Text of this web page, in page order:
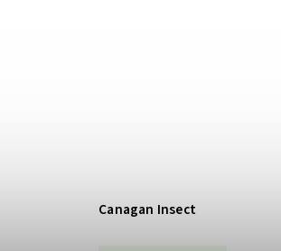
Canagan Insect